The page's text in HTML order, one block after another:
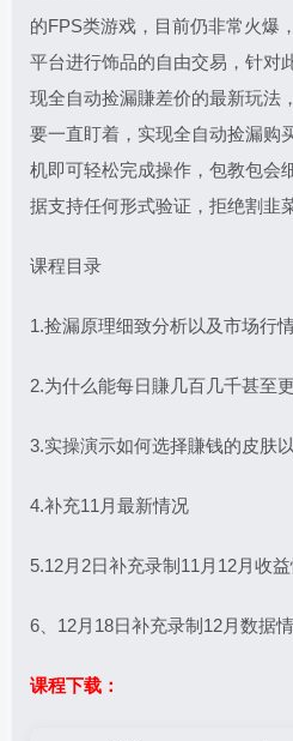
的FPS类游戏，目前仍非常火爆
平台进行饰品的自由交易，针对
现全自动捡漏賺差价的最新玩法
要一直盯着，实现全自动捡漏购
机即可轻松完成操作，包教包会
据支持任何形式验证，拒绝割韭
课程目录
1.捡漏原理细致分析以及市场行
2.为什么能每日賺几百几千甚至
3.实操演示如何选择賺钱的皮肤
4.补充11月最新情况
5.12月2日补充录制11月12月收
6、12月18日补充录制12月数据
课程下载：